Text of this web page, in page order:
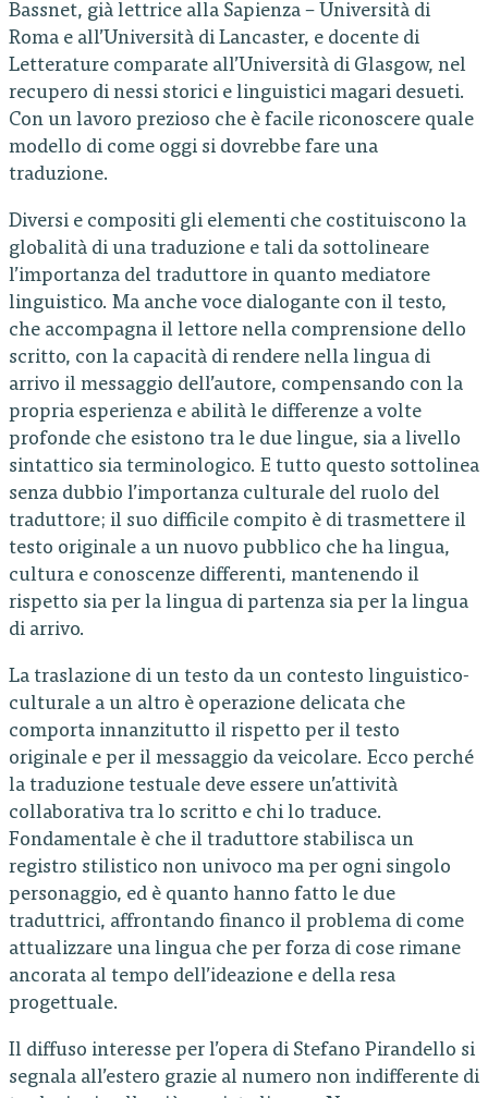
Bassnet, già lettrice alla Sapienza – Università di
Roma e all’Università di Lancaster, e docente di
Letterature comparate all’Università di Glasgow, nel
recupero di nessi storici e linguistici magari desueti.
Con un lavoro prezioso che è facile riconoscere quale
modello di come oggi si dovrebbe fare una
traduzione.
Diversi e compositi gli elementi che costituiscono la
globalità di una traduzione e tali da sottolineare
l’importanza del traduttore in quanto mediatore
linguistico. Ma anche voce dialogante con il testo,
che accompagna il lettore nella comprensione dello
scritto, con la capacità di rendere nella lingua di
arrivo il messaggio dell’autore, compensando con la
propria esperienza e abilità le differenze a volte
profonde che esistono tra le due lingue, sia a livello
sintattico sia terminologico. E tutto questo sottolinea
senza dubbio l’importanza culturale del ruolo del
traduttore; il suo difficile compito è di trasmettere il
testo originale a un nuovo pubblico che ha lingua,
cultura e conoscenze differenti, mantenendo il
rispetto sia per la lingua di partenza sia per la lingua
di arrivo.
La traslazione di un testo da un contesto linguistico-
culturale a un altro è operazione delicata che
comporta innanzitutto il rispetto per il testo
originale e per il messaggio da veicolare. Ecco perché
la traduzione testuale deve essere un’attività
collaborativa tra lo scritto e chi lo traduce.
Fondamentale è che il traduttore stabilisca un
registro stilistico non univoco ma per ogni singolo
personaggio, ed è quanto hanno fatto le due
traduttrici, affrontando financo il problema di come
attualizzare una lingua che per forza di cose rimane
ancorata al tempo dell’ideazione e della resa
progettuale.
Il diffuso interesse per l’opera di Stefano Pirandello si
segnala all’estero grazie al numero non indifferente di